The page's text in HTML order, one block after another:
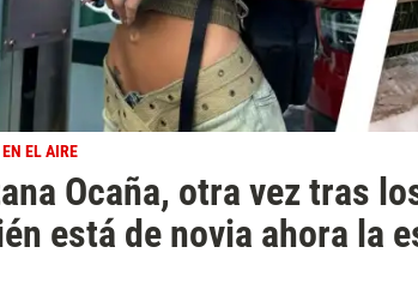
EL AIRE
Ocaña, otra vez tras
está de novia ahora la